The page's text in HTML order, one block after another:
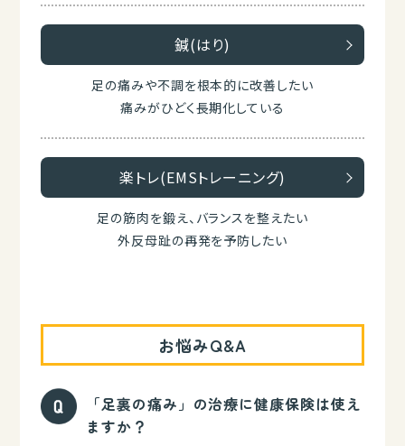
鍼(はり)
足の痛みや不調を根本的に改善したい
痛みがひどく長期化している
楽トレ(EMSトレーニング)
足の筋肉を鍛え、バランスを整えたい
外反母趾の再発を予防したい
お悩みQ&A
「足裏の痛み」の治療に健康保険は使え
ますか？